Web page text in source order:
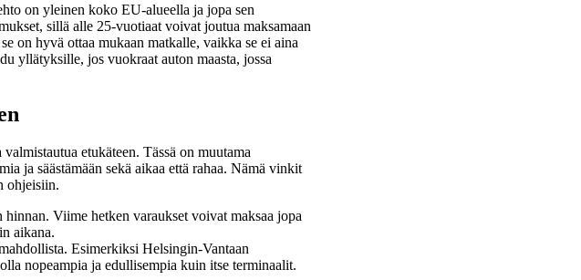
on yleinen koko EU-alueella ja jopa sen
sillä alle 25-vuotiaat voivat joutua maksamaan
on hyvä ottaa mukaan matkalle, vaikka se ei aina
yllätyksille, jos vuokraat auton maasta, jossa
etukäteen. Tässä on muutama
ja säästämään sekä aikaa että rahaa. Nämä vinkit
ohjeisiin.
hinnan. Viime hetken varaukset voivat maksaa jopa
aikana.
Esimerkiksi Helsingin-Vantaan
nopeampia ja edullisempia kuin itse terminaalit.